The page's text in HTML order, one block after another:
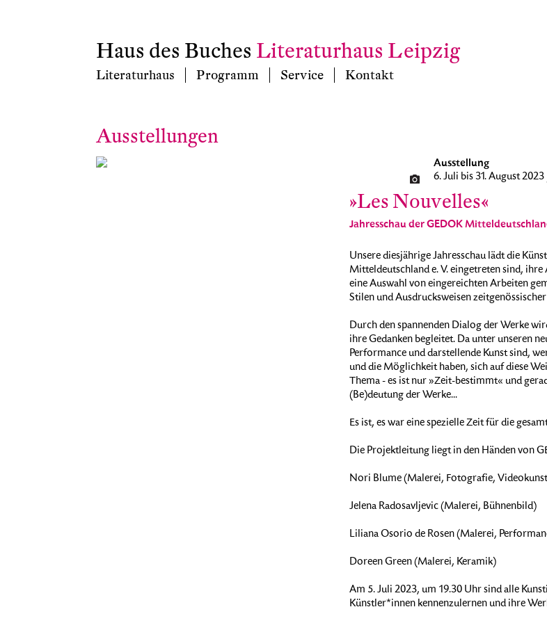
Haus des Buches Literaturhaus Leipzig
Literaturhaus Programm Service Kontakt
Ausstellungen
Ausstellung
6. Juli bis 31. August
»Les Nouvelles«
Jahresschau der GEDOK
Unsere diesjährige Jahresschau lädt die
Mitteldeutschland e. V. eingetreten sind, ihre
eine Auswahl von eingereichten Arbeiten
Stilen und Ausdrucksweisen
Durch den spannenden Dialog der Werke
ihre Gedanken begleitet. Da unter unseren
Performance und darstellende Kunst sind,
und die Möglichkeit haben, sich auf diese
Thema - es ist nur »Zeit-bestimmt« und
(Be)deutung der Werke...
Es ist, es war eine spezielle Zeit für die
Die Projektleitung liegt in den Händen von
Nori Blume (Malerei, Fotografie,
Jelena Radosavljevic (Malerei, Bühnenbild)
Liliana Osorio de Rosen (Malerei,
Doreen Green (Malerei, Keramik)
Am 5. Juli 2023, um 19.30 Uhr sind alle
Künstler*innen kennenzulernen und ihre